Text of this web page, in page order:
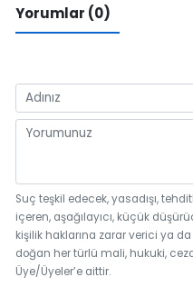
Yorumlar (0)
Suç teşkil edecek, yasadışı,
içeren, aşağılayıcı, küçük
kişilik haklarına zarar verici ya
doğan her türlü mali, hukuki,
Üye/Üyeler’e aittir.